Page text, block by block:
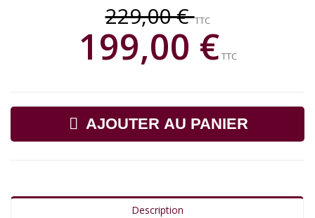
229,00 €TTC
199,00 €TTC
AJOUTER AU PANIER
Description